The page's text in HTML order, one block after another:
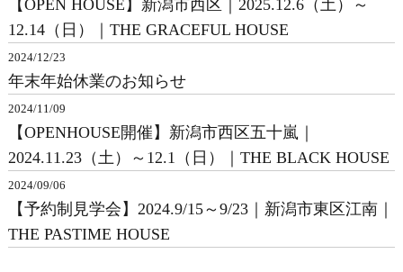
【OPEN HOUSE】新潟市西区｜2025.12.6（土）～
12.14（日）｜THE GRACEFUL HOUSE
2024/12/23
年末年始休業のお知らせ
2024/11/09
【OPENHOUSE開催】新潟市西区五十嵐｜
2024.11.23（土）～12.1（日）｜THE BLACK HOUSE
2024/09/06
【予約制見学会】2024.9/15～9/23｜新潟市東区江南｜
THE PASTIME HOUSE